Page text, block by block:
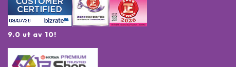
9.0 ut av 10!